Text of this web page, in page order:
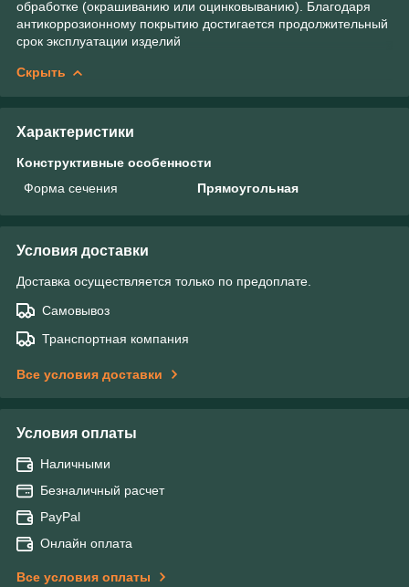
обработке (окрашиванию или оцинковыванию). Благодаря
антикоррозионному покрытию достигается продолжительный
срок эксплуатации изделий
Скрыть
Характеристики
Конструктивные особенности
Форма сечения
Прямоугольная
Условия доставки
Доставка осуществляется только по предоплате.
Самовывоз
Транспортная компания
Все условия доставки
Условия оплаты
Наличными
Безналичный расчет
PayPal
Онлайн оплата
Все условия оплаты